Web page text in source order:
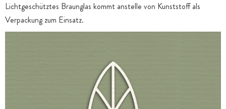
Lichtgeschütztes Braunglas kommt anstelle von Kunststoff als
Verpackung zum Einsatz.